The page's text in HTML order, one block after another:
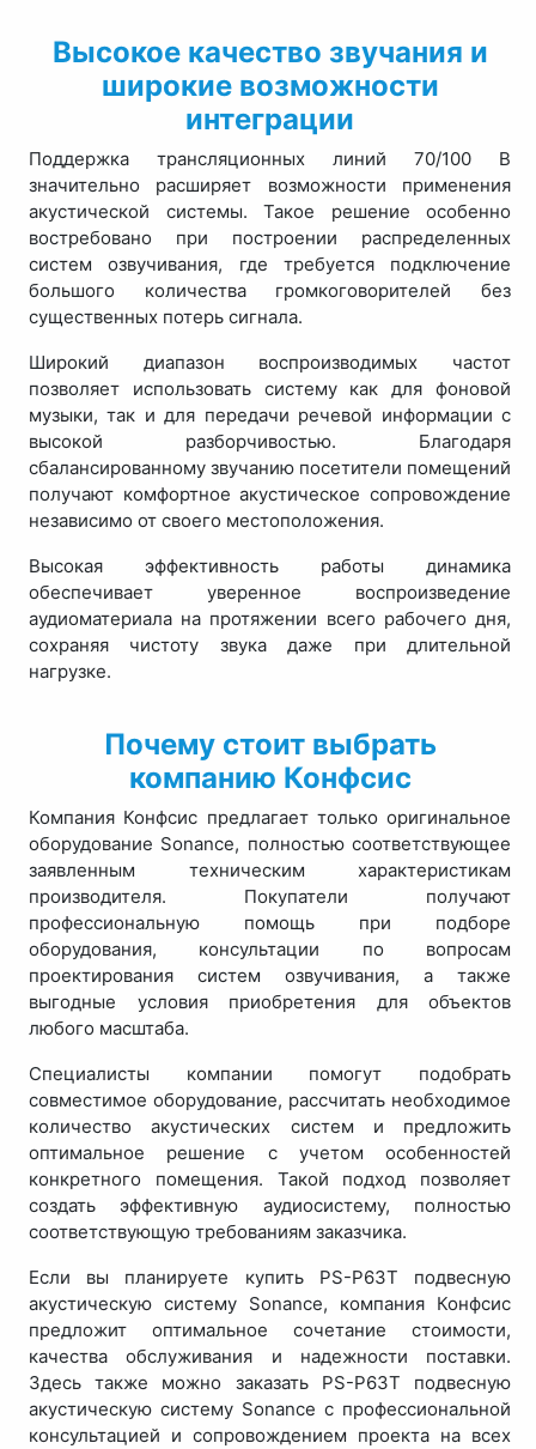
Высокое качество звучания и
широкие возможности
интеграции
Поддержка трансляционных линий 70/100 В
значительно расширяет возможности применения
акустической системы. Такое решение особенно
востребовано при построении распределенных
систем озвучивания, где требуется подключение
большого количества громкоговорителей без
существенных потерь сигнала.
Широкий диапазон воспроизводимых частот
позволяет использовать систему как для фоновой
музыки, так и для передачи речевой информации с
высокой разборчивостью. Благодаря
сбалансированному звучанию посетители помещений
получают комфортное акустическое сопровождение
независимо от своего местоположения.
Высокая эффективность работы динамика
обеспечивает уверенное воспроизведение
аудиоматериала на протяжении всего рабочего дня,
сохраняя чистоту звука даже при длительной
нагрузке.
Почему стоит выбрать
компанию Конфсис
Компания Конфсис предлагает только оригинальное
оборудование Sonance, полностью соответствующее
заявленным техническим характеристикам
производителя. Покупатели получают
профессиональную помощь при подборе
оборудования, консультации по вопросам
проектирования систем озвучивания, а также
выгодные условия приобретения для объектов
любого масштаба.
Специалисты компании помогут подобрать
совместимое оборудование, рассчитать необходимое
количество акустических систем и предложить
оптимальное решение с учетом особенностей
конкретного помещения. Такой подход позволяет
создать эффективную аудиосистему, полностью
соответствующую требованиям заказчика.
Если вы планируете купить PS-P63T подвесную
акустическую систему Sonance, компания Конфсис
предложит оптимальное сочетание стоимости,
качества обслуживания и надежности поставки.
Здесь также можно заказать PS-P63T подвесную
акустическую систему Sonance с профессиональной
консультацией и сопровождением проекта на всех